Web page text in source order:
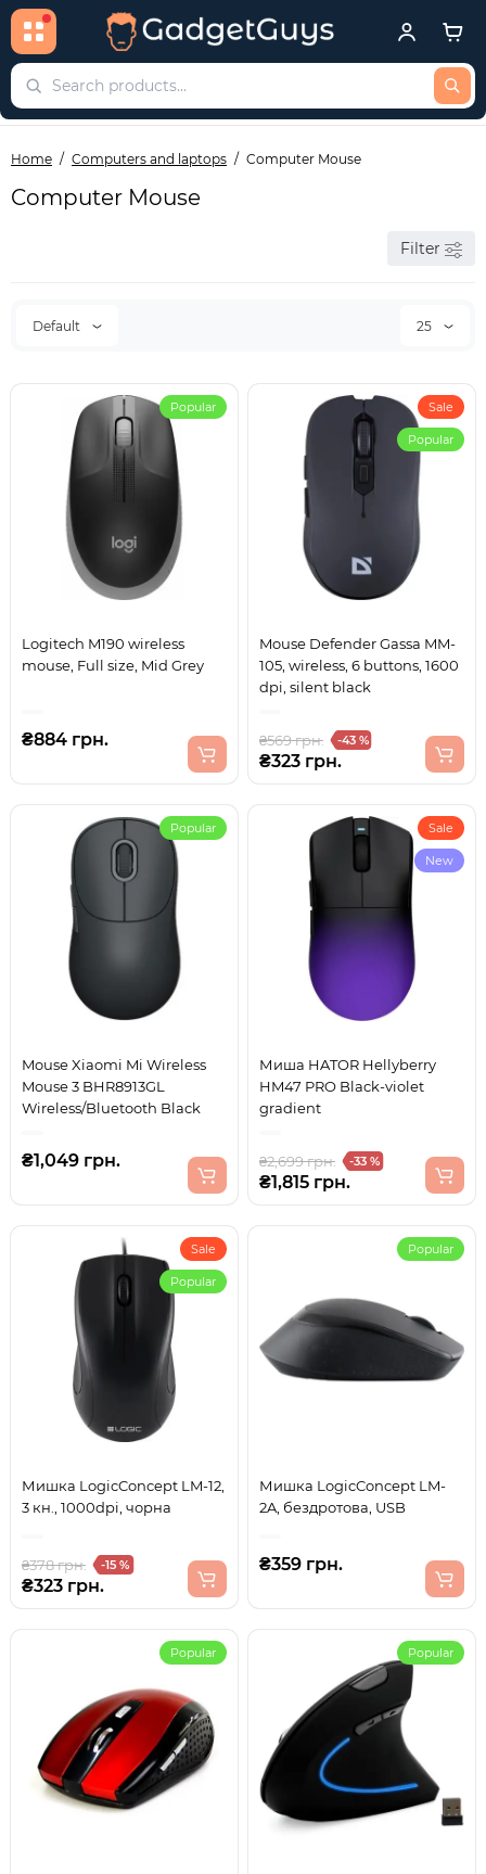
Home Computers and laptops Computer Mouse
Computer Mouse
Filter
Default 25
Popular
Logitech M190 wireless
mouse, Full size, Mid Grey
₴884 грн.
Sale
Popular
Mouse Defender Gassa MM-
105, wireless, 6 buttons, 1600
dpi, silent black
₴569 грн. -43 %
₴323 грн.
Popular
Mouse Xiaomi Mi Wireless
Mouse 3 BHR8913GL
Wireless/Bluetooth Black
₴1,049 грн.
Sale
New
Миша HATOR Hellyberry
HM47 PRO Black-violet
gradient
₴2,699 грн. -33 %
₴1,815 грн.
Sale
Popular
Мишка LogicConcept LM-12,
3 кн., 1000dpi, чорна
₴378 грн. -15 %
₴323 грн.
Popular
Мишка LogicConcept LM-
2A, бездротова, USB
₴359 грн.
Popular Popular